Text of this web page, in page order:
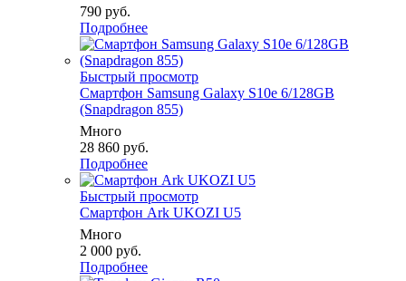
790 руб.
Подробнее
Быстрый просмотр
Смартфон Samsung Galaxy S10e 6/128GB
(Snapdragon 855)
Много
28 860 руб.
Подробнее
Быстрый просмотр
Смартфон Ark UKOZI U5
Много
2 000 руб.
Подробнее